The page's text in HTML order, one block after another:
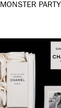
MONSTER PARTY